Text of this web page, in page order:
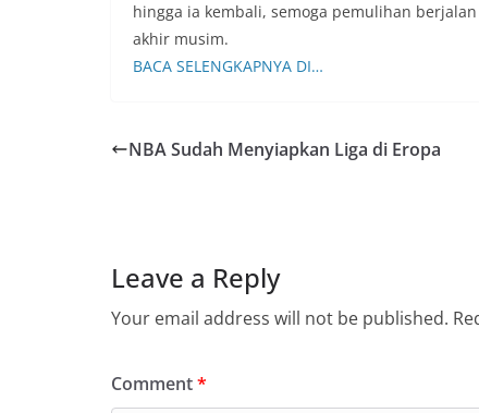
hingga ia kembali, semoga pemulihan
akhir musim.
BACA SELENGKAPNYA DI…
NBA Sudah Menyiapkan Liga di Eropa
Leave a Reply
Your email address will not be published.
Comment*